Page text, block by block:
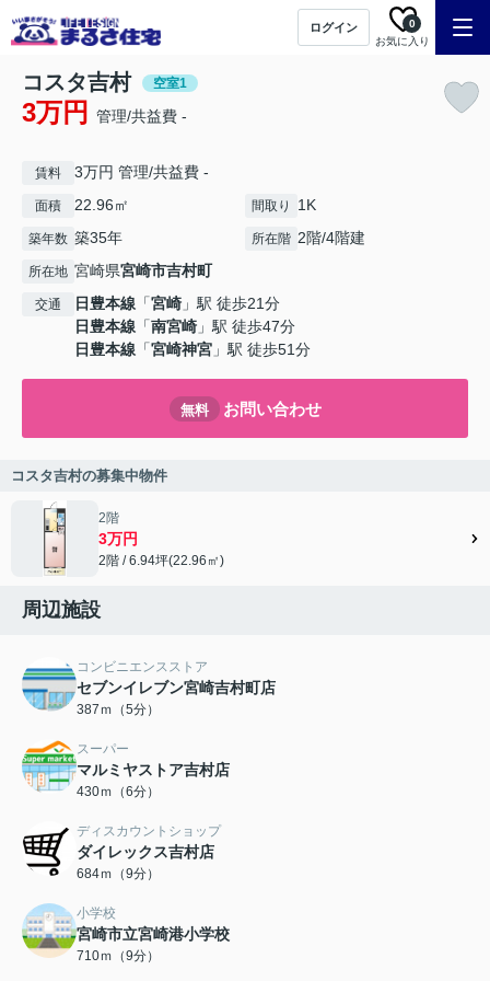
ログイン
お気に入り
0
コスタ吉村 空室1
3万円 管理/共益費 -
賃料 3万円 管理/共益費 -
面積 22.96㎡ 間取り 1K
築年数 築35年 所在階 2階/4階建
所在地 宮崎県宮崎市吉村町
交通 日豊本線 「宮崎 」駅 徒歩21分
日豊本線 「南宮崎 」駅 徒歩47分
日豊本線 「宮崎神宮 」駅 徒歩51分
無料 お問い合わせ
コスタ吉村の募集中物件
2階
3万円
2階 / 6.94坪(22.96㎡)
周辺施設
コンビニエンスストア
セブンイレブン宮崎吉村町店
387ｍ（5分）
スーパー
マルミヤストア吉村店
430ｍ（6分）
ディスカウントショップ
ダイレックス吉村店
684ｍ（9分）
小学校
宮崎市立宮崎港小学校
710ｍ（9分）